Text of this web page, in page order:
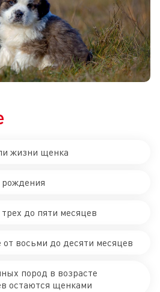
жизни щенка
до пяти месяцев
восьми до десяти месяцев
пород в возрасте
остаются щенками